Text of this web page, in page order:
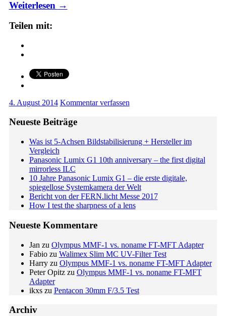
Weiterlesen →
Teilen mit:
4. August 2014 Kommentar verfassen
Neueste Beiträge
Was ist 5-Achsen Bildstabilisierung + Hersteller im
Vergleich
Panasonic Lumix G1 10th anniversary – the first digital
mirrorless ILC
10 Jahre Panasonic Lumix G1 – die erste digitale,
spiegellose Systemkamera der Welt
Bericht von der FERN.licht Messe 2017
How I test the sharpness of a lens
Neueste Kommentare
Jan zu Olympus MMF-1 vs. noname FT-MFT Adapter
Fabiozu Walimex Slim MC UV-Filter Test
Harryzu Olympus MMF-1 vs. noname FT-MFT Adapter
Peter Opitzzu Olympus MMF-1 vs. noname FT-MFT
Adapter
ikxszu Pentacon 30mm F/3.5 Test
Archiv